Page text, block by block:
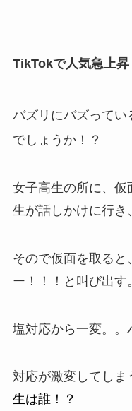
TikTokで人気急上昇
バズリにバズってい
でしょうか！？
女子高生の所に、仮
生が話しかけに行き
そので仮面を取ると
ー！！！と叫び出す。
塩対応から一変。。
対応が激変してしま
生は誰！？